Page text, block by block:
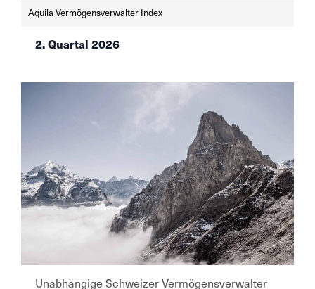
Aquila Vermögensverwalter Index
2. Quartal 2026
Unabhängige Schweizer Vermögensverwalter